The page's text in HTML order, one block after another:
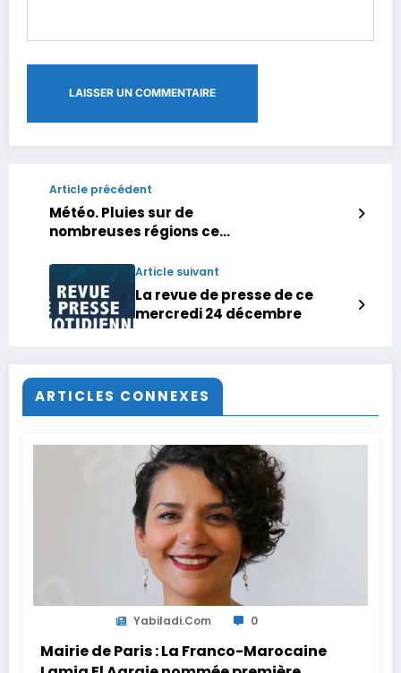
Article précédent
Météo. Pluies sur de
nombreuses régions ce
des chutes de neige sur les
reliefs
Article suivant
La revue de presse de ce
mercredi 24 décembre
ARTICLES CONNEXES
Yabiladi.com 0
Mairie de Paris : La Franco-Marocaine